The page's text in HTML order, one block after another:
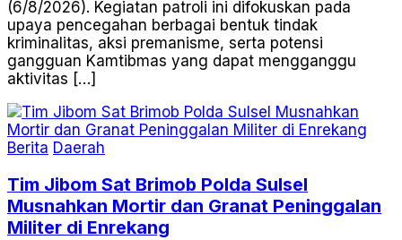
(6/8/2026). Kegiatan patroli ini difokuskan pada
upaya pencegahan berbagai bentuk tindak
kriminalitas, aksi premanisme, serta potensi
gangguan Kamtibmas yang dapat mengganggu
aktivitas […]
Berita Daerah
Tim Jibom Sat Brimob Polda Sulsel
Musnahkan Mortir dan Granat Peninggalan
Militer di Enrekang